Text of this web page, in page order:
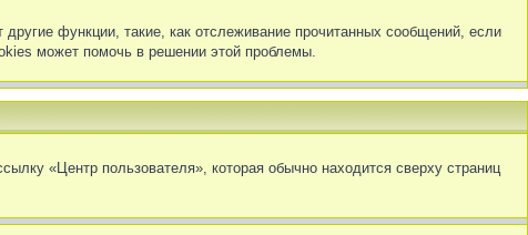
функции, такие, как отслеживание прочитанных сообщений, если
может помочь в решении этой проблемы.
«Центр пользователя», которая обычно находится сверху страниц